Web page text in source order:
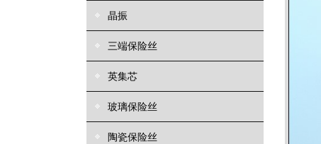
晶振
三端保险丝
英集芯
玻璃保险丝
陶瓷保险丝